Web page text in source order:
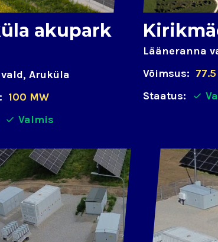
akupark
Aruküla
100 MW
Valmis
Lääneranna
Võimsus:
Staatus: